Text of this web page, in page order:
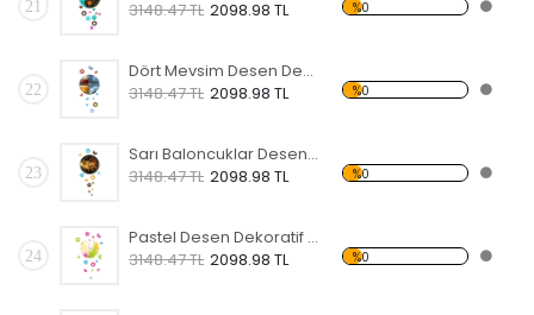
21
3148.47 TL 2098.98 TL %0
22
Dört Mevsim Desen Dekoratif Saat
3148.47 TL 2098.98 TL %0
23
Sarı Baloncuklar Desen Dekoratif Saat
3148.47 TL 2098.98 TL %0
24
Pastel Desen Dekoratif Saat
3148.47 TL 2098.98 TL %0